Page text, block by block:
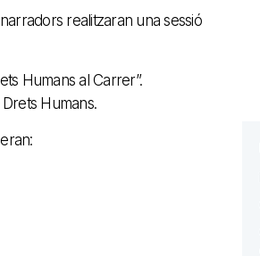
realitzaran una sessió
Humans al Carrer”.
Humans.